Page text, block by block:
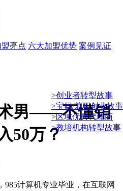
亮点 六大加盟优势 案例见证
>创业者转型故事
>宝妈/兼职创业故事
>区域优秀代理商
>教培机构转型故事
术男——不懂销
50万？
985计算机专业毕业，在互联网